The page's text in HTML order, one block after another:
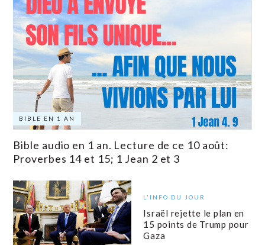
BIBLE EN 1 AN
Bible audio en 1 an. Lecture de ce 10 août:
Proverbes 14 et 15; 1 Jean 2 et 3
L'INFO DU JOUR
Israël rejette le plan en
15 points de Trump pour
Gaza